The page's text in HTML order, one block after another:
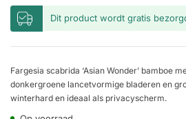
Dit product wordt gratis
Fargesia scabrida ‘Asian Wonder’ bamboe
donkergroene lancetvormige bladeren en
winterhard en ideaal als privacyscherm.